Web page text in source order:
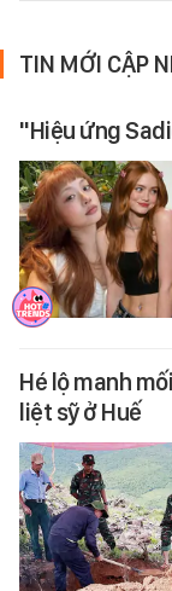
TIN MỚI CẬP
"Hiệu ứng
Hé lộ manh
liệt sỹ ở Huế